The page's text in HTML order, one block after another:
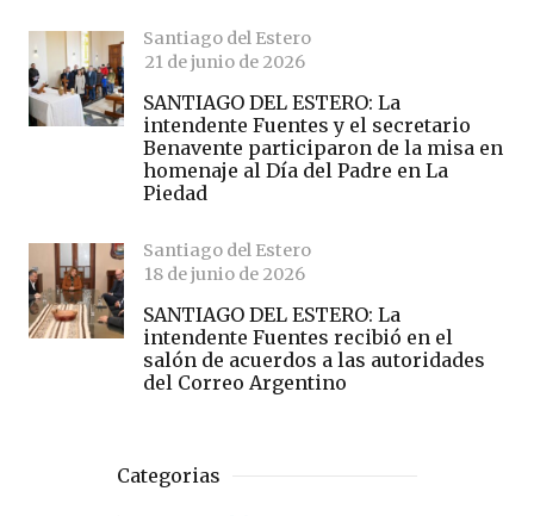
Santiago del Estero
21 de junio de 2026
SANTIAGO DEL ESTERO: La
intendente Fuentes y el secretario
Benavente participaron de la misa en
homenaje al Día del Padre en La
Piedad
Santiago del Estero
18 de junio de 2026
SANTIAGO DEL ESTERO: La
intendente Fuentes recibió en el
salón de acuerdos a las autoridades
del Correo Argentino
Categorias